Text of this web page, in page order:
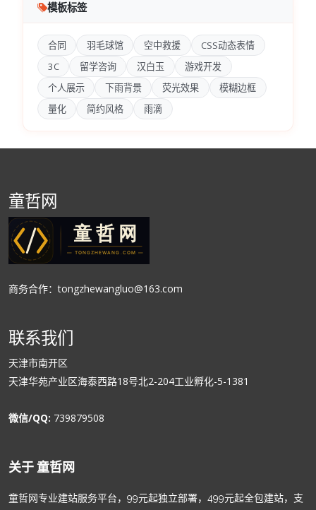
模板标签
合同 羽毛球馆 空中救援
CSS动态表情
3C
留学咨询 汉白玉
游戏开发
个人展示
下雨背景 荧光效果
模糊边框
量化
简约风格 雨滴
童哲网
商务合作：tongzhewangluo@163.com
联系我们
天津市南开区
天津华苑产业区海泰西路18号北2-204工业孵化-5-1381
微信/QQ: 739879508
关于 童哲网
童哲网专业建站服务平台，99元起独立部署，499元起全包建站，支